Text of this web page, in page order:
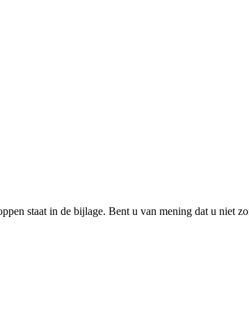
staat in de bijlage. Bent u van mening dat u niet